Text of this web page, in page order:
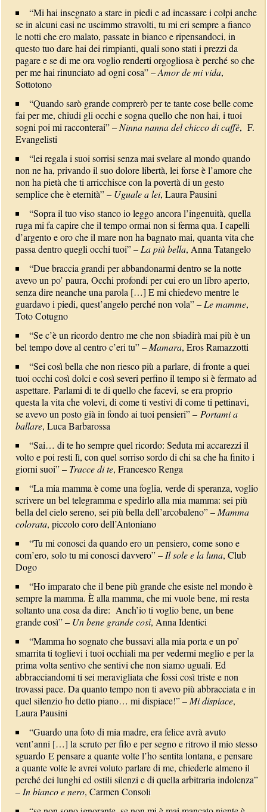
“Mi hai insegnato a stare in piedi e ad incassare i colpi anche
se in alcuni casi ne uscimmo stravolti, tu mi eri sempre a fianco
le notti che ero malato, passate in bianco e ripensandoci, in
questo tuo dare hai dei rimpianti, quali sono stati i prezzi da
pagare e se di me ora voglio renderti orgogliosa è perché so che
per me hai rinunciato ad ogni cosa” –Amor de mi vida,
Sottotono
“Quando sarò grande comprerò per te tante cose belle come
fai per me, chiudi gli occhi e sogna quello che non hai, i tuoi
sogni poi mi racconterai” –Ninna nanna del chicco di caffè, F.
Evangelisti
“lei regala i suoi sorrisi senza mai svelare al mondo quando
non ne ha, privando il suo dolore libertà, lei forse è l’amore che
non ha pietà che ti arricchisce con la povertà di un gesto
semplice che è eternità” –Uguale a lei, Laura Pausini
“Sopra il tuo viso stanco io leggo ancora l’ingenuità, quella
ruga mi fa capire che il tempo ormai non si ferma qua. I capelli
d’argento e oro che il mare non ha bagnato mai, quanta vita che
passa dentro quegli occhi tuoi” –La più bella, Anna Tatangelo
“Due braccia grandi per abbandonarmi dentro se la notte
avevo un po’ paura, Occhi profondi per cui ero un libro aperto,
senza dire neanche una parola […] E mi chiedevo mentre le
guardavo i piedi, quest’angelo perché non vola” –Le mamme,
Toto Cotugno
“Se c’è un ricordo dentro me che non sbiadirà mai più è un
bel tempo dove al centro c’eri tu” –Mamara, Eros Ramazzotti
“Sei così bella che non riesco più a parlare, di fronte a quei
tuoi occhi così dolci e così severi perfino il tempo si è fermato ad
aspettare. Parlami di te di quello che facevi, se era proprio
questa la vita che volevi, di come ti vestivi di come ti pettinavi,
se avevo un posto già in fondo ai tuoi pensieri” – Portami a
ballare, Luca Barbarossa
“Sai… di te ho sempre quel ricordo: Seduta mi accarezzi il
volto e poi resti lì, con quel sorriso sordo di chi sa che ha finito i
giorni suoi” –Tracce di te, Francesco Renga
“La mia mamma è come una foglia, verde di speranza, voglio
scrivere un bel telegramma e spedirlo alla mia mamma: sei più
bella del cielo sereno, sei più bella dell’arcobaleno” –Mamma
colorata, piccolo coro dell’Antoniano
“Tu mi conosci da quando ero un pensiero, come sono e
com’ero, solo tu mi conosci davvero” –Il sole e la luna, Club
Dogo
“Ho imparato che il bene più grande che esiste nel mondo è
sempre la mamma. È alla mamma, che mi vuole bene, mi resta
soltanto una cosa da dire: Anch’io ti voglio bene, un bene
grande così” –Un bene grande così, Anna Identici
“Mamma ho sognato che bussavi alla mia porta e un po’
smarrita ti toglievi i tuoi occhiali ma per vedermi meglio e per la
prima volta sentivo che sentivi che non siamo uguali. Ed
abbracciandomi ti sei meravigliata che fossi così triste e non
trovassi pace. Da quanto tempo non ti avevo più abbracciata e in
quel silenzio ho detto piano… mi dispiace!” –Mi dispiace,
Laura Pausini
“Guardo una foto di mia madre, era felice avrà avuto
vent’anni […] la scruto per filo e per segno e ritrovo il mio stesso
sguardo E pensare a quante volte l’ho sentita lontana, e pensare
a quante volte le avrei voluto parlare di me, chiederle almeno il
perché dei lunghi ed ostili silenzi e di quella arbitraria indolenza”
–In bianco e nero, Carmen Consoli